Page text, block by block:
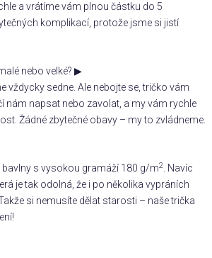
a vrátíme vám plnou částku do 5
komplikací, protože jsme si jistí
nebo velké? ▶
vždycky sedne. Ale nebojte se, tričko vám
nám napsat nebo zavolat, a my vám rychle
Žádné zbytečné obavy – my to zvládneme.
bavlny s vysokou gramáží 180 g/m2. Navíc
je tak odolná, že i po několika vypráních
si nemusíte dělat starosti – naše trička